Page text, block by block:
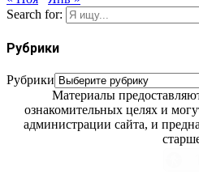
Search for:
Рубрики
Рубрики
Материалы
ознакомительных целях и
администрации сайта, и